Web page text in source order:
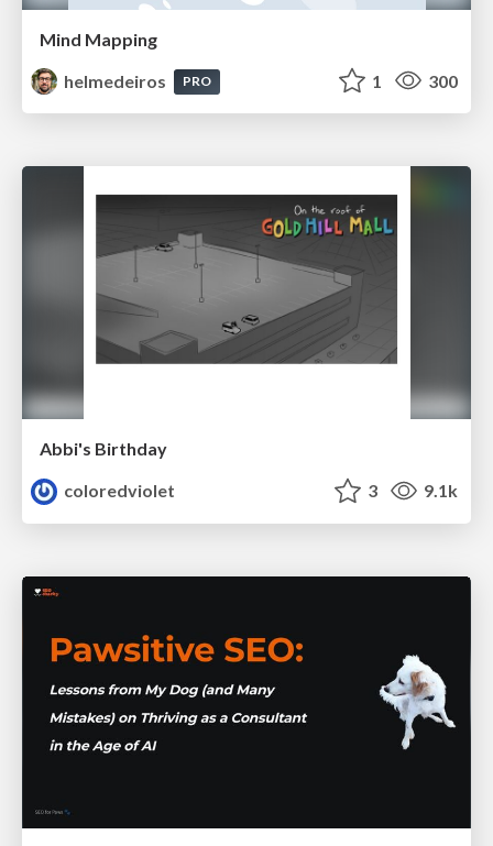
Mind Mapping
helmedeiros
PRO 1 300
Abbi's Birthday
coloredviolet
3 9.1k